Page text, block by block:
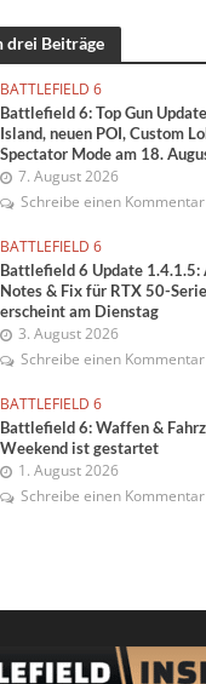
drei Beiträge
BATTLEFIELD 6
Battlefield 6: Top Gun
Island, neuen POI, Custom
Spectator Mode am 18.
7. August 2026
Schreibe einen Kommentar
BATTLEFIELD 6
Battlefield 6 Update 1.4.1.5:
Notes & Fix für RTX 50-
erscheint am Dienstag
3. August 2026
Schreibe einen Kommentar
BATTLEFIELD 6
Battlefield 6: Waffen &
Weekend ist gestartet
1. August 2026
Schreibe einen Kommentar